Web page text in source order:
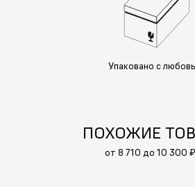
Упаковано с
ПОХОЖИЕ
от 8 710 до 10 300 ₽